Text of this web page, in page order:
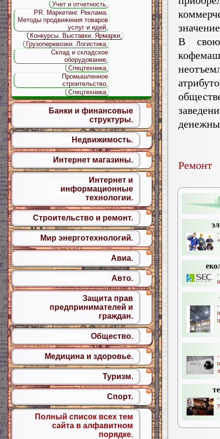
-
-
В свою
Учет и отчетность.
PR. Маркетинг. Реклама.
Методы продвижения товаров
услуг и идей.
Конкурсы. Выставки. Ярмарки.
Грузоперевозки. Логистика.
Склад и складское
оборудование.
Спецтехника.
Промышленное
строительство.
Спецтехника.
Банки и финансовые
структуры.
Недвижимость.
Интернет магазины.
Интернет и
информационные
технологии.
Строительство и ремонт.
Мир энерготехнологий.
Авиа.
Авто.
Защита прав
предпринимателей и
граждан.
Общество.
Медицина и здоровье.
Туризм.
Спорт.
Полный список всех тем
сайта в алфавитном
порядке.